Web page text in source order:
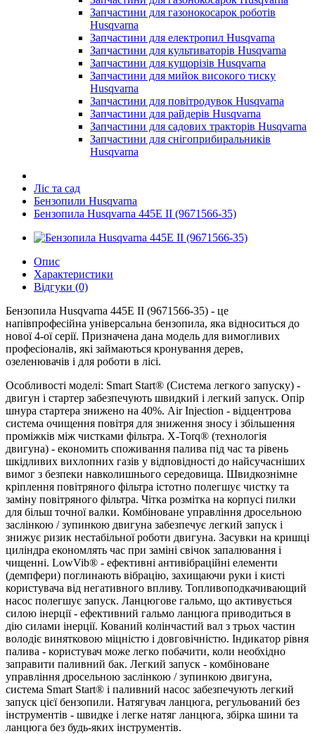
Запчастини для газонокосарок роботів
Husqvarna
Запчастини для електропил Husqvarna
Запчастини для культиваторів Husqvarna
Запчастини для кущорізів Husqvarna
Запчастини для мийок високого тиску
Husqvarna
Запчастини для повітродувок Husqvarna
Запчастини для райдерів Husqvarna
Запчастини для садових тракторів Husqvarna
Запчастини для снігоприбиральників
Husqvarna
Ліс та сад
Бензопили Husqvarna
Бензопила Husqvarna 445E II (9671566-35)
Опис
Характеристики
Відгуки (0)
Бензопила Husqvarna 445Е II (9671566-35) - це
напівпрофесійна універсальна бензопила, яка відноситься до
нової 4-ої серії. Призначена дана модель для вимогливих
професіоналів, які займаються кронування дерев,
озеленювачів і для роботи в лісі.
Особливості моделі: Smart Start® (Система легкого запуску) -
двигун і стартер забезпечують швидкий і легкий запуск. Опір
шнура стартера знижено на 40%. Air Injection - відцентрова
система очищення повітря для зниження зносу і збільшення
проміжків між чистками фільтра. X-Torq® (технологія
двигуна) - економить споживання палива під час та рівень
шкідливих вихлопних газів у відповідності до найсучасніших
вимог з безпеки навколишнього середовища. Швидкознімне
кріплення повітряного фільтра істотно полегшує чистку та
заміну повітряного фільтра. Чітка розмітка на корпусі пилки
для більш точної валки. Комбіноване управління дросельною
заслінкою / зупинкою двигуна забезпечує легкий запуск і
знижує ризик нестабільної роботи двигуна. Засувки на кришці
циліндра економлять час при заміні свічок запалювання і
чищенні. LowVib® - ефективні антивібраційні елементи
(демпфери) поглинають вібрацію, захищаючи руки і кисті
користувача від негативного впливу. Топливоподкачивающий
насос полегшує запуск. Ланцюгове гальмо, що активується
силою інерції - ефективний гальмо ланцюга приводиться в
дію силами інерції. Кований колінчастий вал з трьох частин
володіє винятковою міцністю і довговічністю. Індикатор рівня
палива - користувач може легко побачити, коли необхідно
заправити паливний бак. Легкий запуск - комбіноване
управління дросельною заслінкою / зупинкою двигуна,
система Smart Start® і паливний насос забезпечують легкий
запуск цієї бензопили. Натягувач ланцюга, регульований без
інструментів - швидке і легке натяг ланцюга, збірка шини та
ланцюга без будь-яких інструментів.